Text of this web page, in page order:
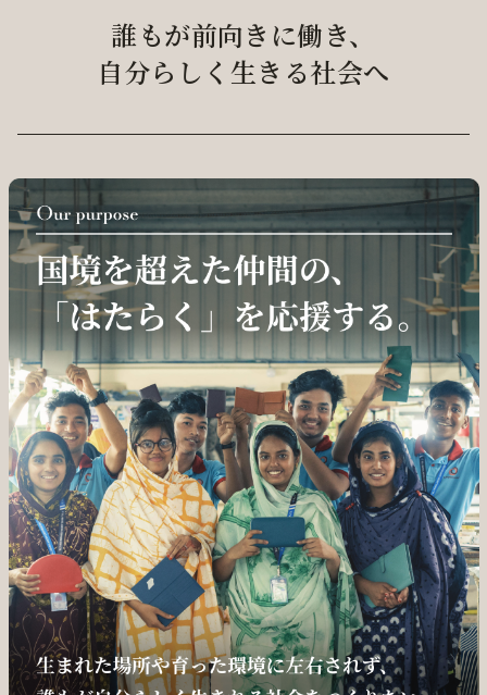
誰もが前向きに働き、
自分らしく生きる社会へ